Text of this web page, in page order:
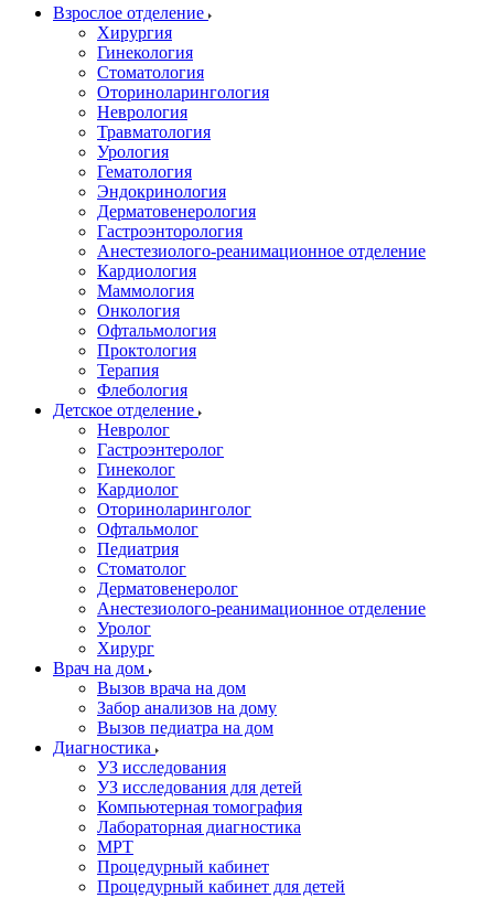
Взрослое отделение
Хирургия
Гинекология
Стоматология
Оториноларингология
Неврология
Травматология
Урология
Гематология
Эндокринология
Дерматовенерология
Гастроэнторология
Анестезиолого-реанимационное отделение
Кардиология
Маммология
Онкология
Офтальмология
Проктология
Терапия
Флебология
Детское отделение
Невролог
Гастроэнтеролог
Гинеколог
Кардиолог
Оториноларинголог
Офтальмолог
Педиатрия
Стоматолог
Дерматовенеролог
Анестезиолого-реанимационное отделение
Уролог
Хирург
Врач на дом
Вызов врача на дом
Забор анализов на дому
Вызов педиатра на дом
Диагностика
УЗ исследования
УЗ исследования для детей
Компьютерная томография
Лабораторная диагностика
МРТ
Процедурный кабинет
Процедурный кабинет для детей